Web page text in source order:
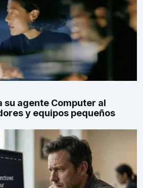
su agente Computer al
y equipos pequeños